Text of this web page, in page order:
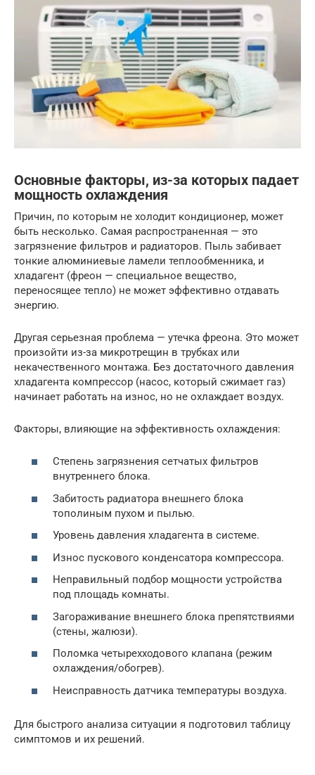
Основные факторы, из-за которых падает
мощность охлаждения
Причин, по которым не холодит кондиционер, может
быть несколько. Самая распространенная — это
загрязнение фильтров и радиаторов. Пыль забивает
тонкие алюминиевые ламели теплообменника, и
хладагент (фреон — специальное вещество,
переносящее тепло) не может эффективно отдавать
энергию.
Другая серьезная проблема — утечка фреона. Это может
произойти из-за микротрещин в трубках или
некачественного монтажа. Без достаточного давления
хладагента компрессор (насос, который сжимает газ)
начинает работать на износ, но не охлаждает воздух.
Факторы, влияющие на эффективность охлаждения:
Степень загрязнения сетчатых фильтров
внутреннего блока.
Забитость радиатора внешнего блока
тополиным пухом и пылью.
Уровень давления хладагента в системе.
Износ пускового конденсатора компрессора.
Неправильный подбор мощности устройства
под площадь комнаты.
Загораживание внешнего блока препятствиями
(стены, жалюзи).
Поломка четырехходового клапана (режим
охлаждения/обогрев).
Неисправность датчика температуры воздуха.
Для быстрого анализа ситуации я подготовил таблицу
симптомов и их решений.